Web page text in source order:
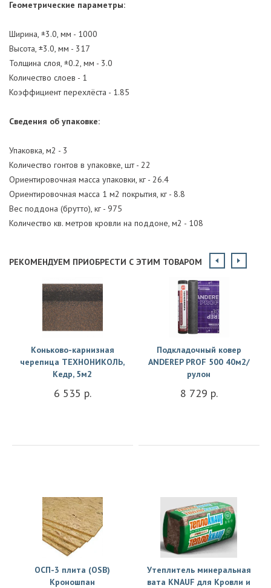
Геометрические параметры:
Ширина, ±3.0, мм - 1000
Высота, ±3.0, мм - 317
Толщина слоя, ±0.2, мм - 3.0
Количество слоев - 1
Коэффициент перехлёста - 1.85
Сведения об упаковке:
Упаковка, м2 - 3
Количество гонтов в упаковке, шт - 22
Ориентировочная масса упаковки, кг - 26.4
Ориентировочная масса 1 м2 покрытия, кг - 8.8
Вес поддона (брутто), кг - 975
Количество кв. метров кровли на поддоне, м2 - 108
РЕКОМЕНДУЕМ ПРИОБРЕСТИ С ЭТИМ ТОВАРОМ
Коньково-карнизная
черепица ТЕХНОНИКОЛЬ,
Кедр, 5м2
6 535 р.
Купить
Подкладочный ковер
ANDEREP PROF 500 40м2/
рулон
8 729 р.
Купить
ОСП-3 плита (OSB)
Кроношпан
Утеплитель минеральная
вата KNAUF для Кровли и